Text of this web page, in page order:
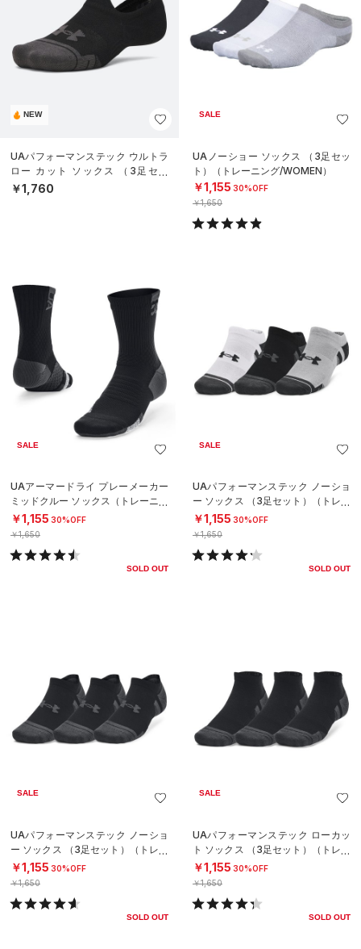
NEW
UAパフォーマンステック ウルトラ
ロー カット ソックス （3足セッ
ト）（トレーニング/UNISEX）
￥1,760
SALE
UAノーショー ソックス （3足セッ
ト）（トレーニング/WOMEN）
￥1,155 30%OFF
￥1,650
SALE
UAアーマードライ プレーメーカー
ミッドクルー ソックス（トレーニン
グ/UNISEX）
￥1,155 30%OFF
￥1,650
SOLD OUT
SALE
UAパフォーマンステック ノーショ
ー ソックス （3足セット）（トレー
ニング/UNISEX）
￥1,155 30%OFF
￥1,650
SOLD OUT
SALE
UAパフォーマンステック ノーショ
ー ソックス （3足セット）（トレー
ニング/UNISEX）
￥1,155 30%OFF
￥1,650
SOLD OUT
SALE
UAパフォーマンステック ローカッ
ト ソックス （3足セット）（トレー
ニング/UNISEX）
￥1,155 30%OFF
￥1,650
SOLD OUT